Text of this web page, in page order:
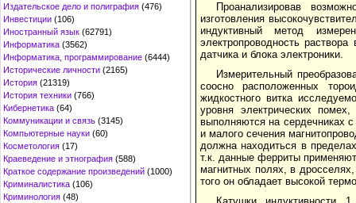
Издательское дело и полиграфия (476)
Инвестиции (106)
Иностранный язык (62791)
Информатика (3562)
Информатика, программирование (6444)
Исторические личности (2165)
История (21319)
История техники (766)
Кибернетика (64)
Коммуникации и связь (3145)
Компьютерные науки (60)
Косметология (17)
Краеведение и этнография (588)
Краткое содержание произведений (1000)
Криминалистика (106)
Криминология (48)
Проанализировав
изготовления
индуктивный метод
электропроводность
датчика и блока электроники.
Измерительный
соосно расположенных
жидкостного витка
уровня электрических
выполняются на сердечниках
и малого сечения
должна находиться в
т.к. данные ферриты
магнитных полях, в
того он обладает высокой